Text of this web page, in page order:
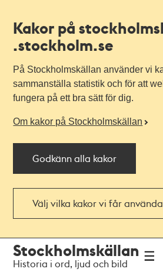
Kakor på
.stockholm.se
På Stockholmskällan använder vi
sammanställa statistik och för att
fungera på ett bra sätt för dig.
Om kakor på Stockholmskällan
Godkänn alla kakor
Välj vilka kakor vi får använda
navigationen
huvudinnehållet
Stockholmskällan
Historia i ord, ljud och bild